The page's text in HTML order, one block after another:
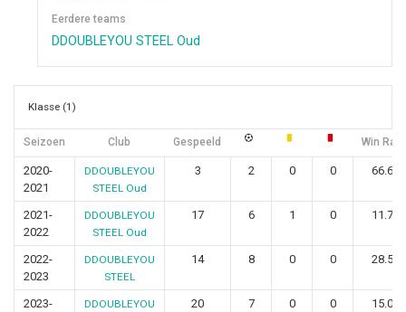
Eerdere teams
DDOUBLEYOU STEEL Oud
Klasse (1)
Seizoen Club Gespeeld Win
2020-
2021
DDOUBLEYOU
STEEL Oud
3 2 0 0 66.67
2021-
2022
DDOUBLEYOU
STEEL Oud
17 6 1 0 11.76
2022-
2023
DDOUBLEYOU
STEEL
14 8 0 0 28.57
2023-
DDOUBLEYOU
20 7 0 0 15.00